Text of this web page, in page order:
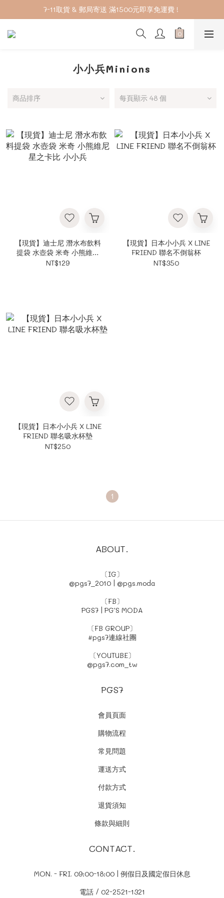
加入會員下單享2%回饋紅利 ❤❤
7-11取貨 & 郵局寄送 滿1500元即享免運費 !
小小兵Minions
商品排序 每頁顯示 48 個
【現貨】迪士尼 潛水布飲料
提袋 水壺袋 米奇 小熊維尼
星之卡比 小小兵
NT$129
【現貨】日本小小兵 X LINE
FRIEND 聯名不倒翁杯
NT$350
【現貨】日本小小兵 X LINE
FRIEND 聯名吸水杯墊
NT$250
1
ABOUT.
〔IG〕
@pgs7_2010| @pgs.moda
〔FB〕
PGS7| PG'S MODA
〔FB GROUP〕
#pgs7連線社團
〔YOUTUBE〕
@pgs7.com_tw
PGS7
會員頁面
購物流程
常見問題
運送方式
付款方式
退貨須知
條款與細則
CONTACT.
MON. - FRI. 09:00-18:00 | 例假日及國定假日休息
電話 / 02-2521-1321